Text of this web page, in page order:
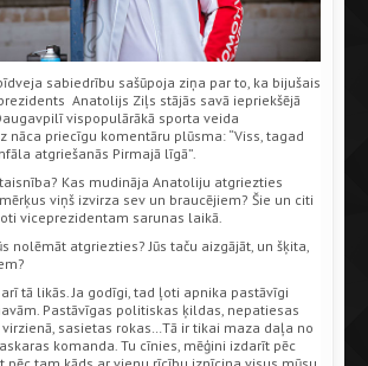
sabiedrību sašūpoja ziņa par to, ka bijušais
Anatolijs Ziļs stājās savā iepriekšējā
vispopulārākā sporta veida
nāca priecīgu komentāru plūsma: “Viss, tagad
atgriešanās Pirmajā līgā”.
Kas mudināja Anatoliju atgriezties
viņš izvirza sev un braucējiem? Šie un citi
viceprezidentam sarunas laikā.
nolēmāt atgriezties? Jūs taču aizgājāt, un šķita,
tā likās. Ja godīgi, tad ļoti apnika pastāvīgi
Pastāvīgas politiskas ķildas, nepatiesas
sasietas rokas…Tā ir tikai maza daļa no
komanda. Tu cīnies, mēģini izdarīt pēc